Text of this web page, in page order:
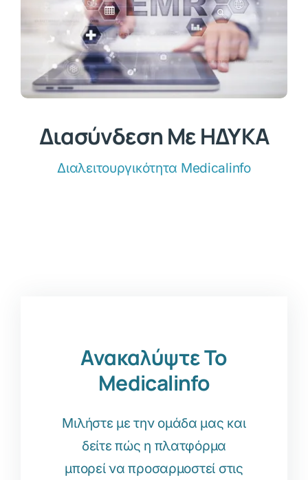
Διασύνδεση Με ΗΔΥΚΑ
Διαλειτουργικότητα Medicalinfo
Ανακαλύψτε Το
Medicalinfo
Μιλήστε με την ομάδα μας και
δείτε πώς η πλατφόρμα
μπορεί να προσαρμοστεί στις